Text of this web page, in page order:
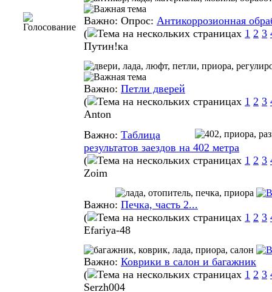
Важно: Опрос: Антикоррозионная
(
1 2 3
Путин!ка
Важно: Петли дверей
(
1 2 3
Anton
Важно: Таблица
результатов заездов на 402 метра
(
1 2 3
Zoim
Важно: Печка, часть 2...
(
1 2 3
Efariya-48
Важно: Коврики в салон и багажник
(
1 2 3
Serzh004